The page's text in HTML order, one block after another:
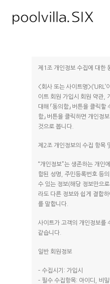
제1조 개인정보 수집에 대한
<회사 또는 사이트명>(‘URL’
이트 회원 가입시 회원 약관,
대해 「동의함」 버튼을 클릭
함」 버튼을 클릭하면 개인정
것으로 봅니다.
제2조 개인정보의 수집 항목
“개인정보”는 생존하는 개인
함된 성명, 주민등록번호 등
수 있는 정보(해당 정보만으
라도 다른 정보와 쉽게 결합
를 말합니다.
사이트가 고객의 개인정보를
같습니다.
일반 회원정보
– 수집시기: 가입시
– 필수 수집항목: 아이디, 비